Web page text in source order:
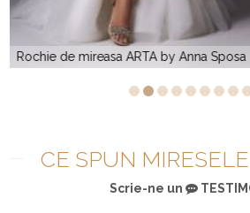
JERDY by Anna Sposa
CE SPUN
Scrie-ne un